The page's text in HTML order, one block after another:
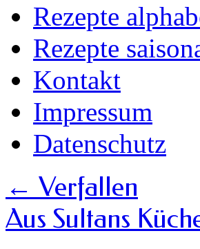
Rezepte
Rezepte
Kontakt
Impressum
Datenschutz
← Verfallen
Aus Sultans